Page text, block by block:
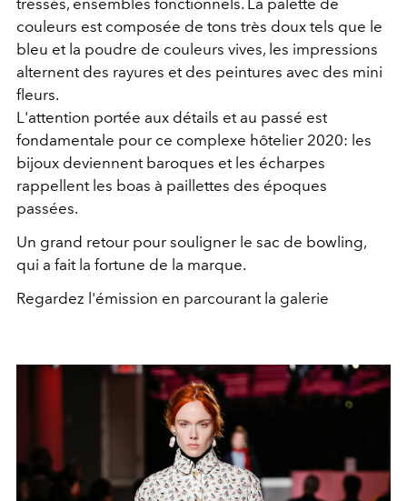
couleurs est composée de tons très doux tels que le
bleu et la poudre de couleurs vives, les impressions
alternent des rayures et des peintures avec des mini
fleurs.
L'attention portée aux détails et au passé est
fondamentale pour ce complexe hôtelier 2020: les
bijoux deviennent baroques et les écharpes
rappellent les boas à paillettes des époques
passées.
Un grand retour pour souligner le sac de bowling,
qui a fait la fortune de la marque.
Regardez l'émission en parcourant la galerie